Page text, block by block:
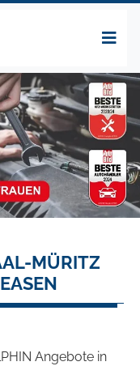
MÜRITZ
Angebote in